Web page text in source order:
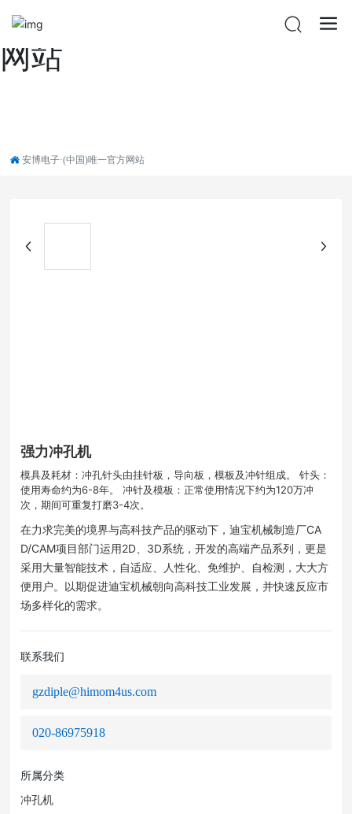
安博电子·(中国)唯一官方
网站
安博电子·(中国)唯一官方网站
强力冲孔机
模具及耗材：冲孔针头由挂针板，导向板，模板及冲针组成。 针头：
使用寿命约为6-8年。 冲针及模板：正常使用情况下约为120万冲
次，期间可重复打磨3-4次。
在力求完美的境界与高科技产品的驱动下，迪宝机械制造厂CA
D/CAM项目部门运用2D、3D系统，开发的高端产品系列，更是
采用大量智能技术，自适应、人性化、免维护、自检测，大大方
便用户。以期促进迪宝机械朝向高科技工业发展，并快速反应市
场多样化的需求。
联系我们
gzdiple@himom4us.com
020-86975918
所属分类
冲孔机